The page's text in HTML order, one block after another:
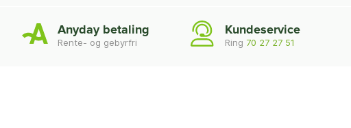
Anyday betaling
Rente- og gebyrfri
Kundeservice
Ring 70 27 27 51